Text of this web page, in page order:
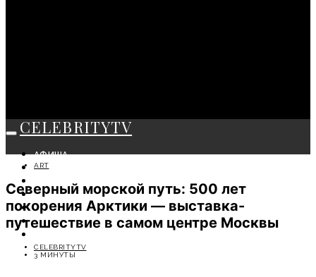
CELEBRITYTV
АФИША
СОБЫТИЯ
КРАСОТА
МОДА
ЛИЧНОСТЬ
ОТДЫХ
ART
Северный морской путь: 500 лет
покорения Арктики — выставка-
путешествие в самом центре Москвы
CELEBRITYTV
3 МИНУТЫ